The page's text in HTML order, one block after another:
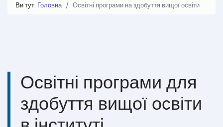
Ви тут: Головна Освітні програми на здобуття вищої освіти
Освітні програми для
здобуття вищої освіти